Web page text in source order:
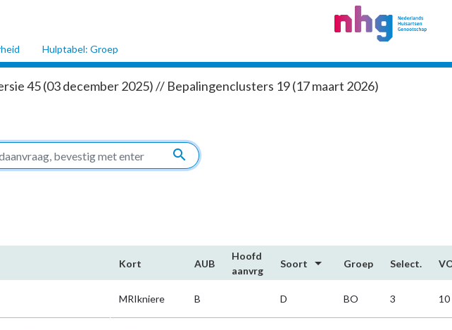
Hulptabel: Groep
45 (03 december 2025) // Bepalingenclusters 19 (17 maart 2026)
search
Kort AUB
Hoofd​
aanvrg
Soort arrow_drop_down Groep Select.
MRIkniere B D BO 3 10